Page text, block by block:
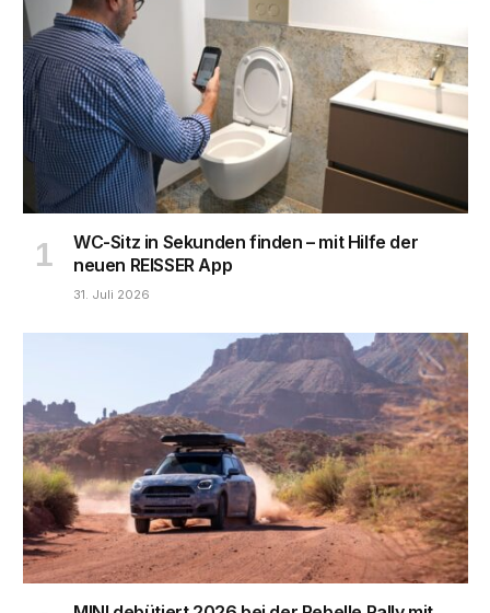
WC-Sitz in Sekunden finden – mit Hilfe der
neuen REISSER App
31. Juli 2026